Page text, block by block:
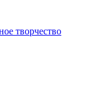
творчество